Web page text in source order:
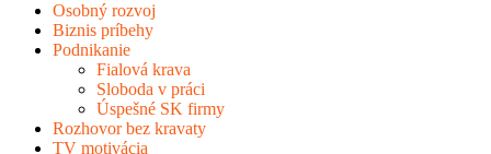
Osobný rozvoj
Biznis príbehy
Podnikanie
Fialová krava
Sloboda v práci
Úspešné SK firmy
Rozhovor bez kravaty
TV motivácia